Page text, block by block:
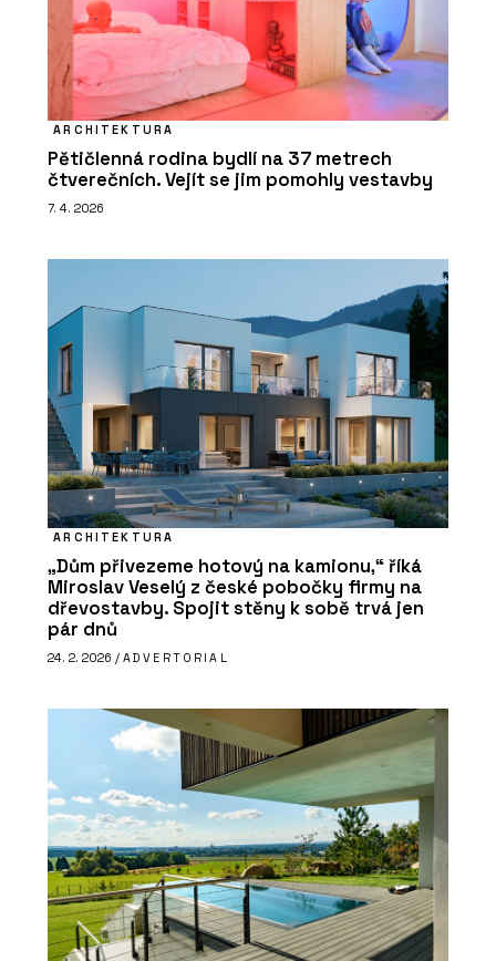
ARCHITEKTURA
Pětičlenná rodina bydlí na 37 metrech
čtverečních. Vejít se jim pomohly vestavby
7. 4. 2026
ARCHITEKTURA
„Dům přivezeme hotový na kamionu,“ říká
Miroslav Veselý z české pobočky firmy na
dřevostavby. Spojit stěny k sobě trvá jen
pár dnů
24. 2. 2026 / ADVERTORIAL